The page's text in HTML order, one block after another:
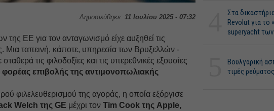
Δημοσιεύθηκε: 11 Ιουλίου 2025 - 07:32
της ΕΕ για τον ανταγωνισμό είχε αυξηθεί τις
Μια ταπεινή, κάποτε, υπηρεσία των Βρυξελλών -
σταθερά τις φιλοδοξίες και τις υπερεθνικές εξουσίες
επιβολής της αντιμονοπωλιακής
φιλελευθερισμού της αγοράς, η οποία εξόργισε
Welch της GE μέχρι τονTim Cook της Apple,
Στα
Revolut για το
superyacht
Βουλγαρική
τιμές